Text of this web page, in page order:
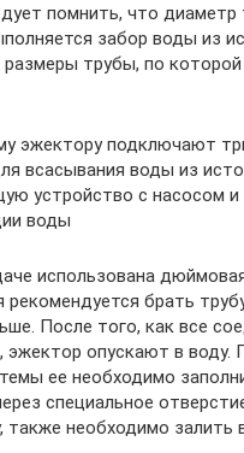
помнить, что диаметр
забор воды из
трубы, по которой
эжектору подключают
всасывания воды из
устройство с насосом и
воды
использована
рекомендуется брать
После того, как все
эжектор опускают в воду.
ее необходимо
специальное
также необходимо залить